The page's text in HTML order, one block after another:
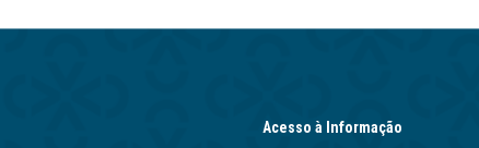
Acesso à Informação